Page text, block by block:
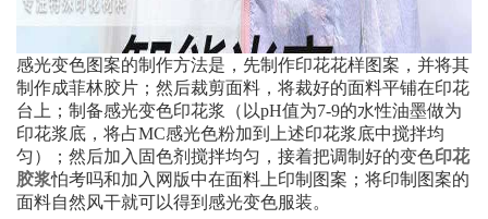
感光变色图案的制作方法是，先制作印花花样图案，并将其
制作成菲林胶片；然后裁剪面料，将裁好的面料平铺在印花
台上；制备感光变色印花浆（以pH值为7-9的水性油墨做为
印花浆底，将占MC感光色粉加到上述印花浆底中搅拌均
匀）；然后加入固色剂搅拌均匀，接着把调制好的变色印花
胶浆怕考吗和加入网版中在面料上印制图案；将印制图案的
面料自然风干就可以得到感光变色服装。